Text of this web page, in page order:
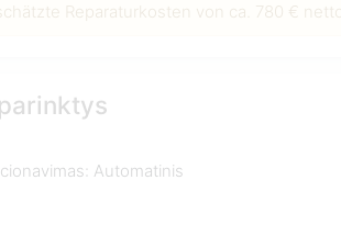
Reparaturkosten von ca. 780 €
Automatinis